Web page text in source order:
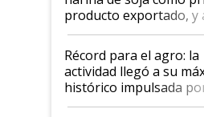
producto exportado, y
el agro aportó casi
diez dólares y sostuvo el
liderazgo en un
récord
Récord para el agro: la
actividad llegó a su
histórico impulsada
cosecha y las